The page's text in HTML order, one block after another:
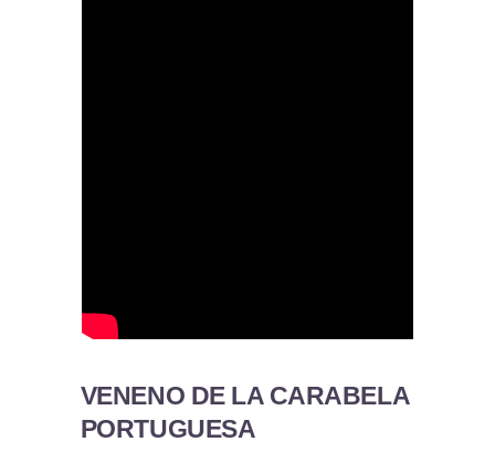
VENENO DE LA CARABELA
PORTUGUESA